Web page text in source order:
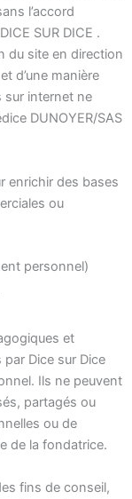
l’accord
SUR DICE .
du site en direction
d’une manière
sur internet ne
DUNOYER/SAS
enrichir des bases
ou
personnel)
et
Dice sur Dice
Ils ne peuvent
partagés ou
ou de
de la fondatrice.
fins de conseil,